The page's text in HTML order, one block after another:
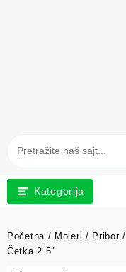
Kategorija
Početna / Moleri / Pribor/
Četka 2.5″